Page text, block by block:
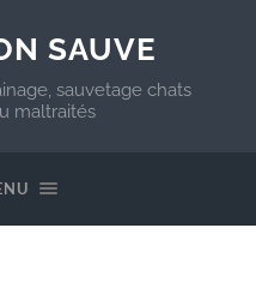
SAUVE
sauvetage chats
maltraités